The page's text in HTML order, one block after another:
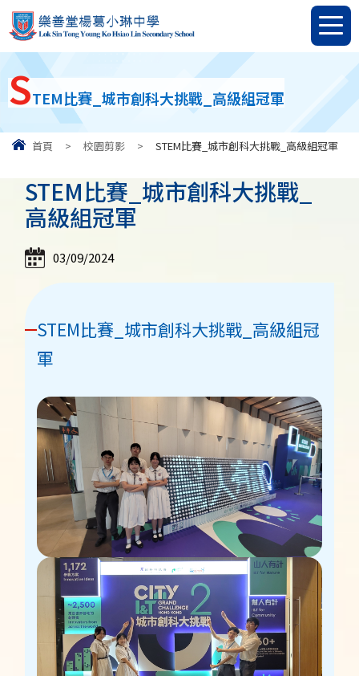
STEM比賽_城市創科大挑戰_高級組冠軍
首頁 > 校園剪影 > STEM比賽_城市創科大挑戰_高級組冠軍
STEM比賽_城市創科大挑戰_
高級組冠軍
03/09/2024
STEM比賽_城市創科大挑戰_高級組冠
軍